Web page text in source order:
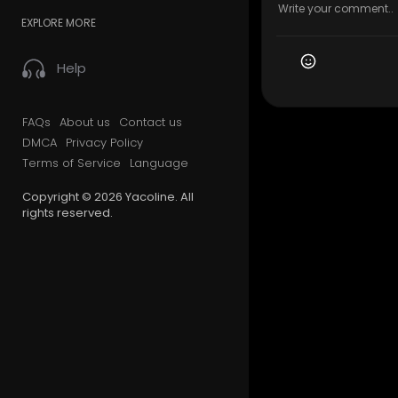
EXPLORE MORE
Help
FAQs About us
Contact us
DMCA Privacy Policy
Terms of Service
Language
Copyright © 2026 Yacoline. All
rights reserved.